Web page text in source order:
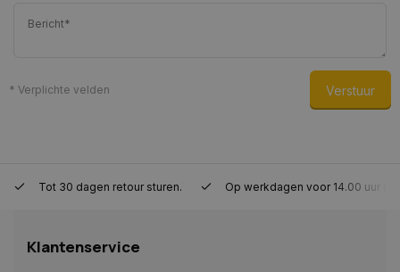
* Verplichte velden Verstuur
Tot 30 dagen retour sturen. Op werkdagen voor 14.00 uur
Klantenservice